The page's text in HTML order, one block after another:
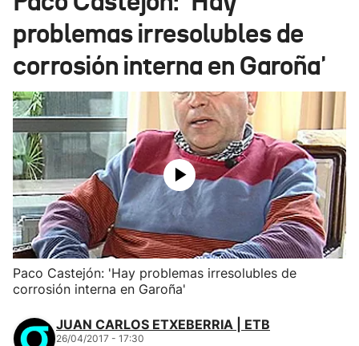
Ikusmiran
Eguraldia
problemas irresolubles de
corrosión interna en Garoña'
Paco Castejón: 'Hay problemas irresolubles de
corrosión interna en Garoña'
JUAN CARLOS ETXEBERRIA | ETB
26/04/2017 - 17:30